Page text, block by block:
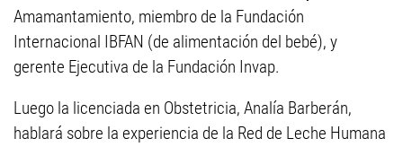
Amamantamiento, miembro de la Fundación
Internacional IBFAN (de alimentación del bebé), y
gerente Ejecutiva de la Fundación Invap.
Luego la licenciada en Obstetricia, Analía Barberán,
hablará sobre la experiencia de la Red de Leche Humana